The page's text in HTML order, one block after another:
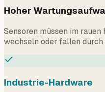
Hoher
Sensoren müssen im
wechseln oder fallen durch
Industrie-Hardware